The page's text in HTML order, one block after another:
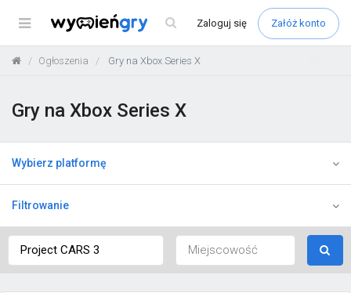
Menu Zaloguj się Załóż konto
Ogłoszenia Gry na Xbox Series X
Gry na Xbox Series X
Wybierz platformę
Filtrowanie